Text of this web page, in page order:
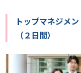
トップマネジメ
（２日間）